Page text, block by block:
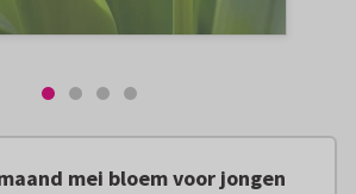
mei bloem voor jongen